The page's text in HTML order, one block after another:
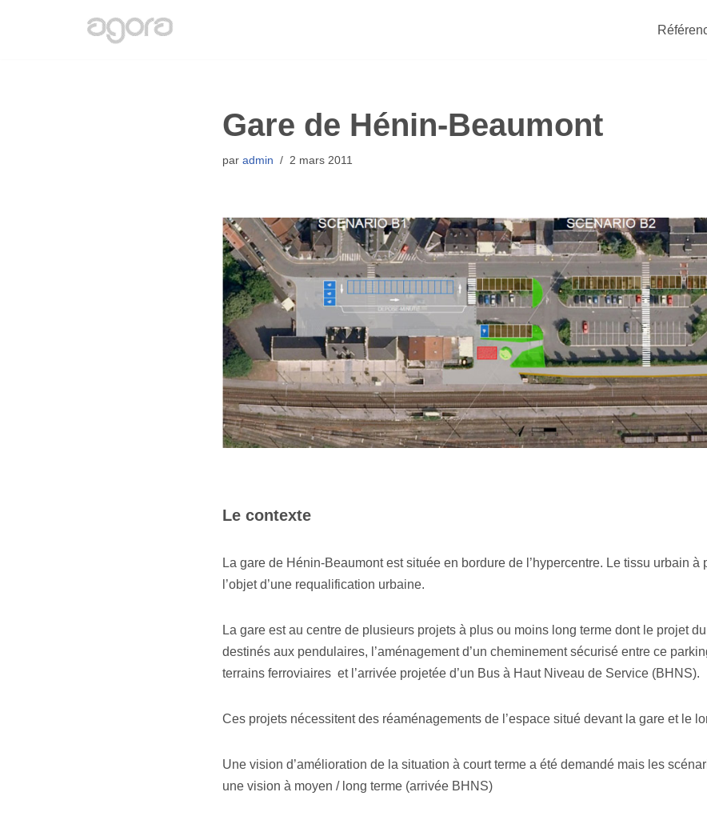
Gare de Hénin-Beaumont
par admin 2 mars 2011
Le contexte
La gare de Hénin-Beaumont est située en bordure de l’hypercentre. Le tissu urbain à
l’objet d’une requalification urbaine.
La gare est au centre de plusieurs projets à plus ou moins long terme dont le projet
destinés aux pendulaires, l’aménagement d’un cheminement sécurisé entre ce
terrains ferroviaires et l’arrivée projetée d’un Bus à Haut Niveau de Service (BHNS).
Ces projets nécessitent des réaménagements de l’espace situé devant la gare et le
Une vision d’amélioration de la situation à court terme a été demandé mais les
une vision à moyen / long terme (arrivée BHNS)